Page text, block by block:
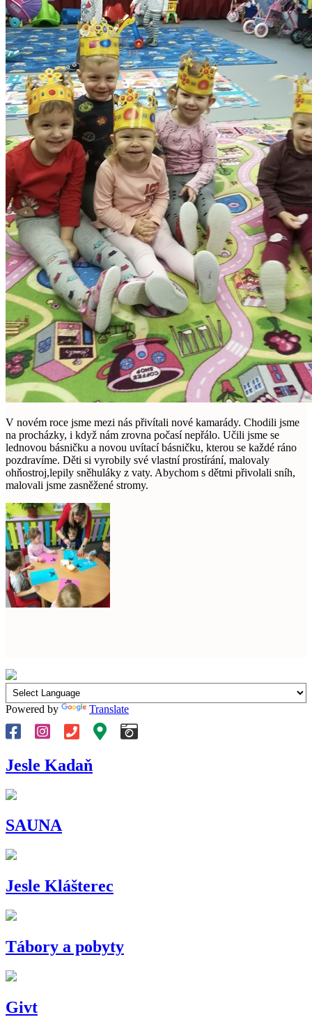
V novém roce jsme mezi nás přivítali nové kamarády. Chodili jsme
na procházky, i když nám zrovna počasí nepřálo. Učili jsme se
lednovou básničku a novou uvítací básničku, kterou se každé ráno
pozdravíme. Děti si vyrobily své vlastní prostírání, malovaly
ohňostroj,lepily sněhuláky z vaty. Abychom s dětmi přivolali sníh,
malovali jsme zasněžené stromy.
Powered by Translate
Jesle Kadaň
SAUNA
Jesle Klášterec
Tábory a pobyty
Givt